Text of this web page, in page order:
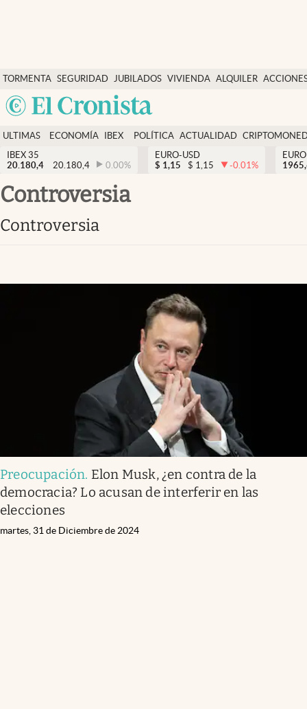
TORMENTA SEGURIDAD
SOCIAL
JUBILADOS VIVIENDA ALQUILER
Economía y finanzas
Política
Actualidad
Criptomonedas
España
ULTIMAS
NOTICIAS
ECONOMÍA
FINANZAS
IBEX
EURO
POLÍTICA ACTUALIDAD
IBEX 35
20.180,4
20.180,4 0.00%
EURO-USD
$ 1,15 $ 1,15 -0.01%
controversia
controversia
Preocupación. Elon Musk, ¿en contra de la
democracia? Lo acusan de interferir en las
elecciones
martes, 31 de Diciembre de 2024